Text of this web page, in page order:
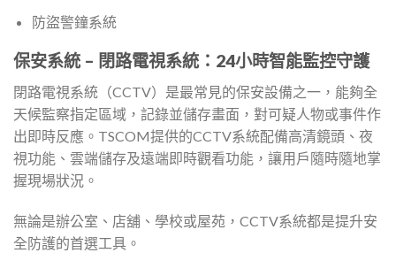
防盜警鐘系統
保安系統 – 閉路電視系統：24小時智能監控守護
閉路電視系統（CCTV）是最常見的保安設備之一，能夠全
天候監察指定區域，記錄並儲存畫面，對可疑人物或事件作
出即時反應。TSCOM提供的CCTV系統配備高清鏡頭、夜
視功能、雲端儲存及遠端即時觀看功能，讓用戶隨時隨地掌
握現場狀況。
無論是辦公室、店舖、學校或屋苑，CCTV系統都是提升安
全防護的首選工具。